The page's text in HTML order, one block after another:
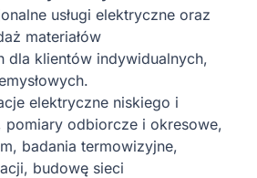
usługi elektryczne oraz
materiałów
dla klientów indywidualnych,
elektryczne niskiego i
pomiary odbiorcze i okresowe,
badania termowizyjne,
budowę sieci